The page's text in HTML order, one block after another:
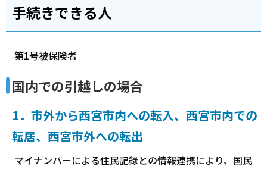
手続きできる人
第1号被保険者
国内での引越しの場合
1．市外から西宮市内への転入、西宮市内での
転居、西宮市外への転出
マイナンバーによる住民記録との情報連携により、国民